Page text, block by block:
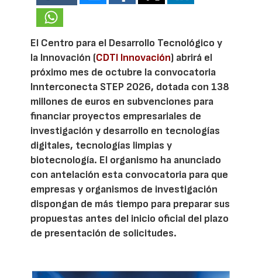
El Centro para el Desarrollo Tecnológico y
la Innovación (CDTI Innovación) abrirá el
próximo mes de octubre la convocatoria
Innterconecta STEP 2026, dotada con 138
millones de euros en subvenciones para
financiar proyectos empresariales de
investigación y desarrollo en tecnologías
digitales, tecnologías limpias y
biotecnología. El organismo ha anunciado
con antelación esta convocatoria para que
empresas y organismos de investigación
dispongan de más tiempo para preparar sus
propuestas antes del inicio oficial del plazo
de presentación de solicitudes.